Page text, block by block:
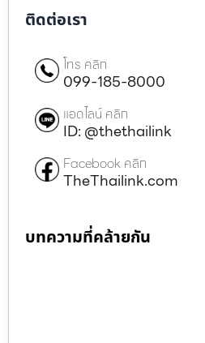
ติดต่อเรา
โทร คลิก
099-185-8000
แอดไลน์ คลิก
ID: @thethailink
Facebook คลิก
TheThailink.com
บทความที่คล้ายกัน